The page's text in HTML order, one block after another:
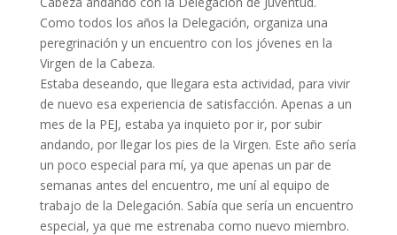
Como todos los años la Delegación, organiza una
peregrinación y un encuentro con los jóvenes en la
Virgen de la Cabeza.
Estaba deseando, que llegara esta actividad, para vivir
de nuevo esa experiencia de satisfacción. Apenas a un
mes de la PEJ, estaba ya inquieto por ir, por subir
andando, por llegar los pies de la Virgen. Este año sería
un poco especial para mí, ya que apenas un par de
semanas antes del encuentro, me uní al equipo de
trabajo de la Delegación. Sabía que sería un encuentro
especial, ya que me estrenaba como nuevo miembro.